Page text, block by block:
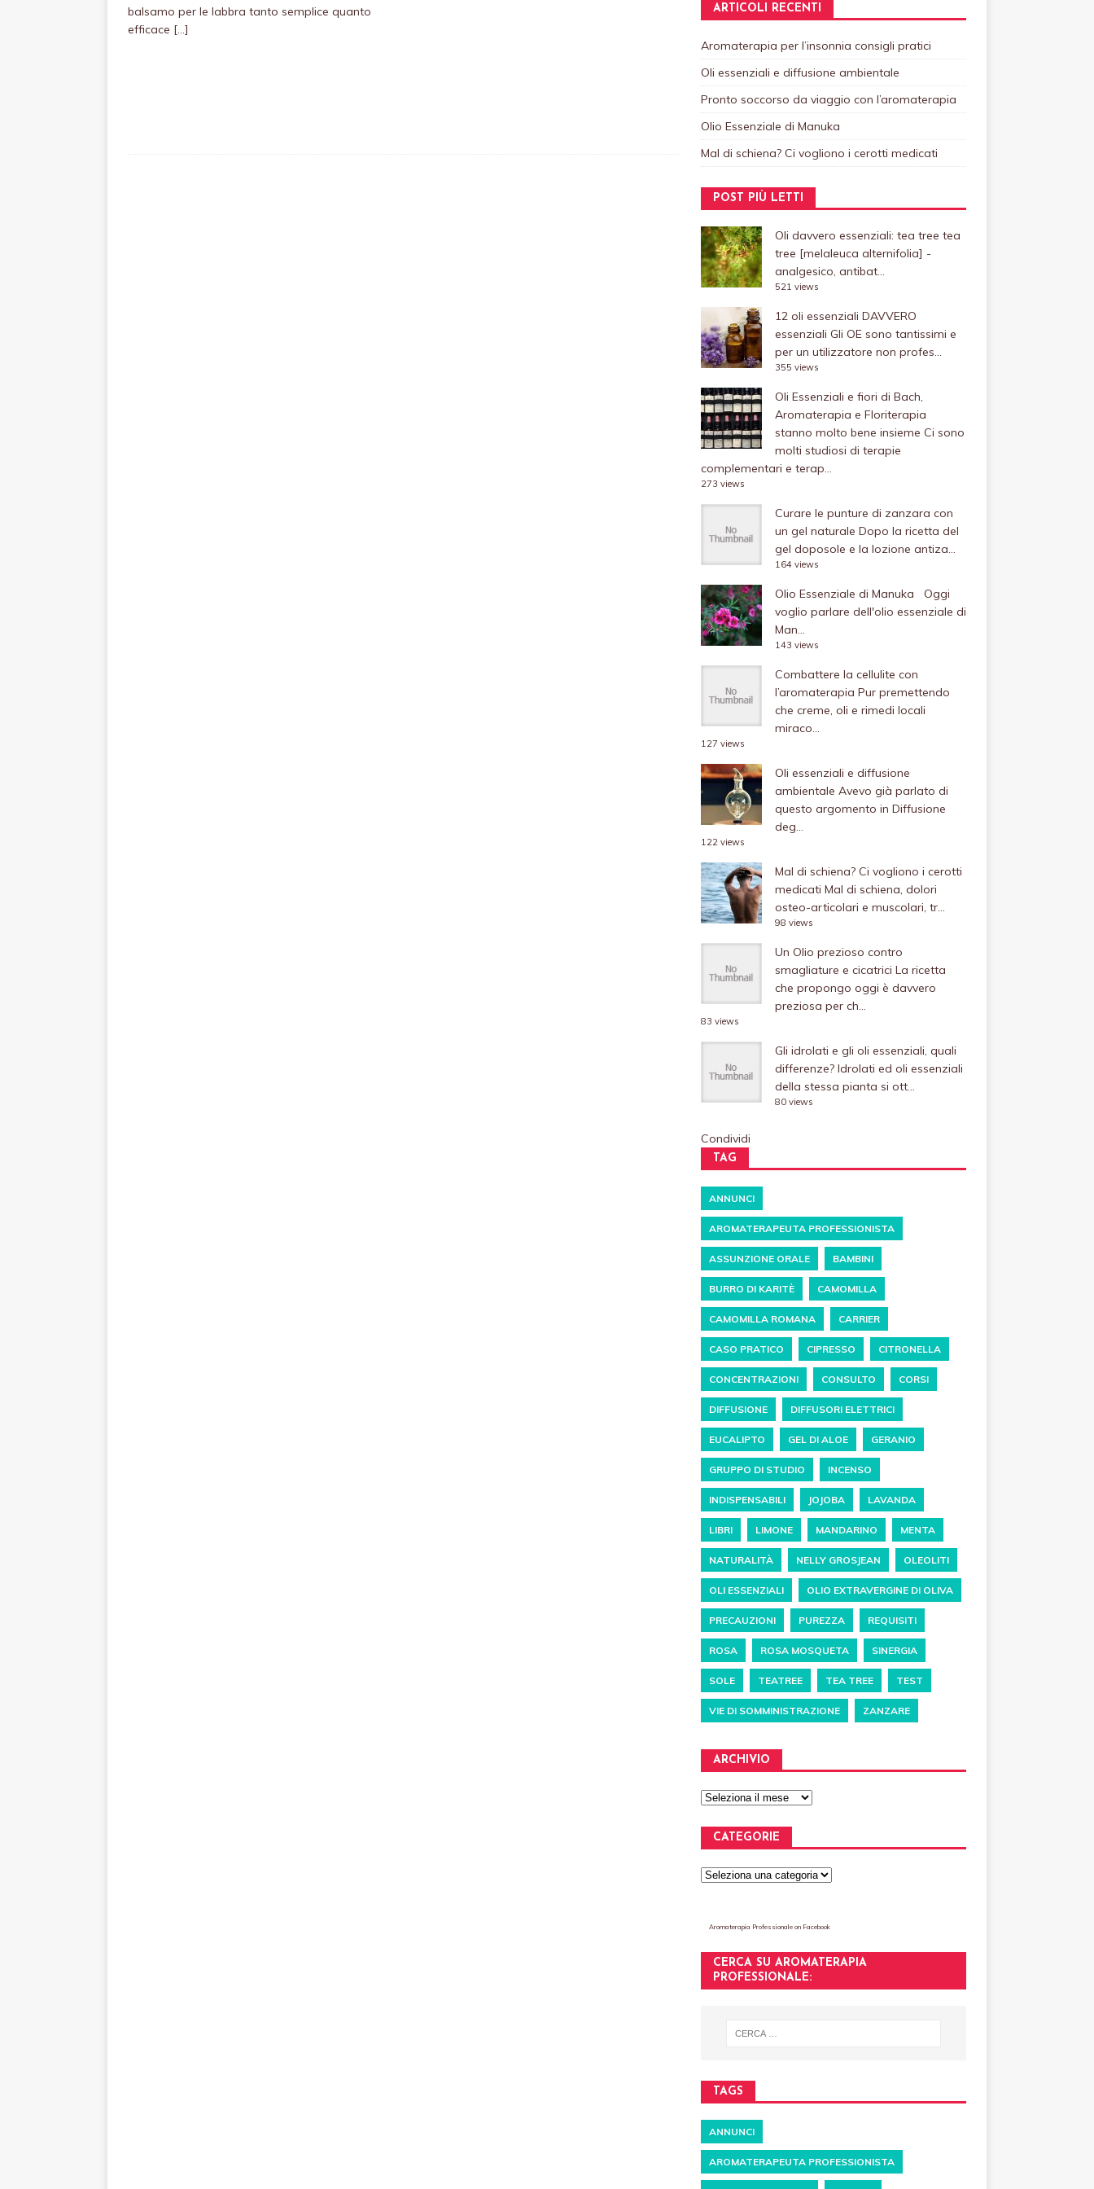
balsamo per le labbra tanto semplice quanto
efficace […]
ARTICOLI RECENTI
Aromaterapia per l’insonnia consigli pratici
Oli essenziali e diffusione ambientale
Pronto soccorso da viaggio con l’aromaterapia
Olio Essenziale di Manuka
Mal di schiena? Ci vogliono i cerotti medicati
POST PIÙ LETTI
Oli davvero essenziali: tea tree tea
tree [melaleuca alternifolia] -
analgesico, antibat...
521 views
12 oli essenziali DAVVERO
essenziali Gli OE sono tantissimi e
per un utilizzatore non profes...
355 views
Oli Essenziali e fiori di Bach,
Aromaterapia e Floriterapia
stanno molto bene insieme Ci sono
molti studiosi di terapie
complementari e terap...
273 views
Curare le punture di zanzara con
un gel naturale Dopo la ricetta del
gel doposole e la lozione antiza...
164 views
Olio Essenziale di Manuka
Oggi
voglio parlare dell'olio essenziale di
Man...
143 views
Combattere la cellulite con
l’aromaterapia Pur premettendo
che creme, oli e rimedi locali
miraco...
127 views
Oli essenziali e diffusione
ambientale Avevo già parlato di
questo argomento in Diffusione
deg...
122 views
Mal di schiena? Ci vogliono i cerotti
medicati Mal di schiena, dolori
osteo-articolari e muscolari, tr...
98 views
Un Olio prezioso contro
smagliature e cicatrici La ricetta
che propongo oggi è davvero
preziosa per ch...
83 views
Gli idrolati e gli oli essenziali, quali
differenze? Idrolati ed oli essenziali
della stessa pianta si ott...
80 views
Condividi
TAG
ANNUNCI
AROMATERAPEUTA PROFESSIONISTA
ASSUNZIONE ORALE BAMBINI
BURRO DI KARITÈ CAMOMILLA
CAMOMILLA ROMANA CARRIER
CASO PRATICO CIPRESSO CITRONELLA
CONCENTRAZIONI CONSULTO CORSI
DIFFUSIONE DIFFUSORI ELETTRICI
EUCALIPTO GEL DI ALOE GERANIO
GRUPPO DI STUDIO INCENSO
INDISPENSABILI JOJOBA LAVANDA
LIBRI LIMONE MANDARINO MENTA
NATURALITÀ NELLY GROSJEAN OLEOLITI
OLI ESSENZIALI OLIO EXTRAVERGINE DI OLIVA
PRECAUZIONI PUREZZA REQUISITI
ROSA ROSA MOSQUETA SINERGIA
SOLE TEATREE TEA TREE TEST
VIE DI SOMMINISTRAZIONE ZANZARE
ARCHIVIO
CATEGORIE
Aromaterapia Professionaleon Facebook
CERCA SU AROMATERAPIA
PROFESSIONALE:
TAGS
ANNUNCI
AROMATERAPEUTA PROFESSIONISTA